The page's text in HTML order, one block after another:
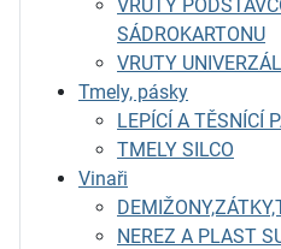
VRUTY
SÁDROKARTONU
VRUTY
Tmely, pásky
LEPÍCÍ A TĚSNÍCÍ
TMELY SILCO
Vinaři
NEREZ A PLAST